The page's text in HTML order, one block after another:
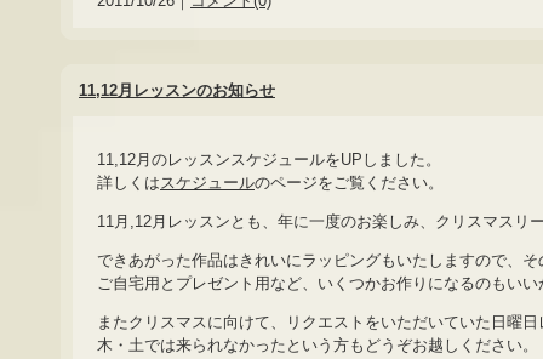
11,12月レッスンのお知らせ
11,12月のレッスンスケジュールをUPしました。
詳しくはスケジュールのページをご覧ください。
11月,12月レッスンとも、年に一度のお楽しみ、クリスマスリ
できあがった作品はきれいにラッピングもいたしますので、
ご自宅用とプレゼント用など、いくつかお作りになるのもい
またクリスマスに向けて、リクエストをいただいていた日曜
木・土では来られなかったという方もどうぞお越しください。